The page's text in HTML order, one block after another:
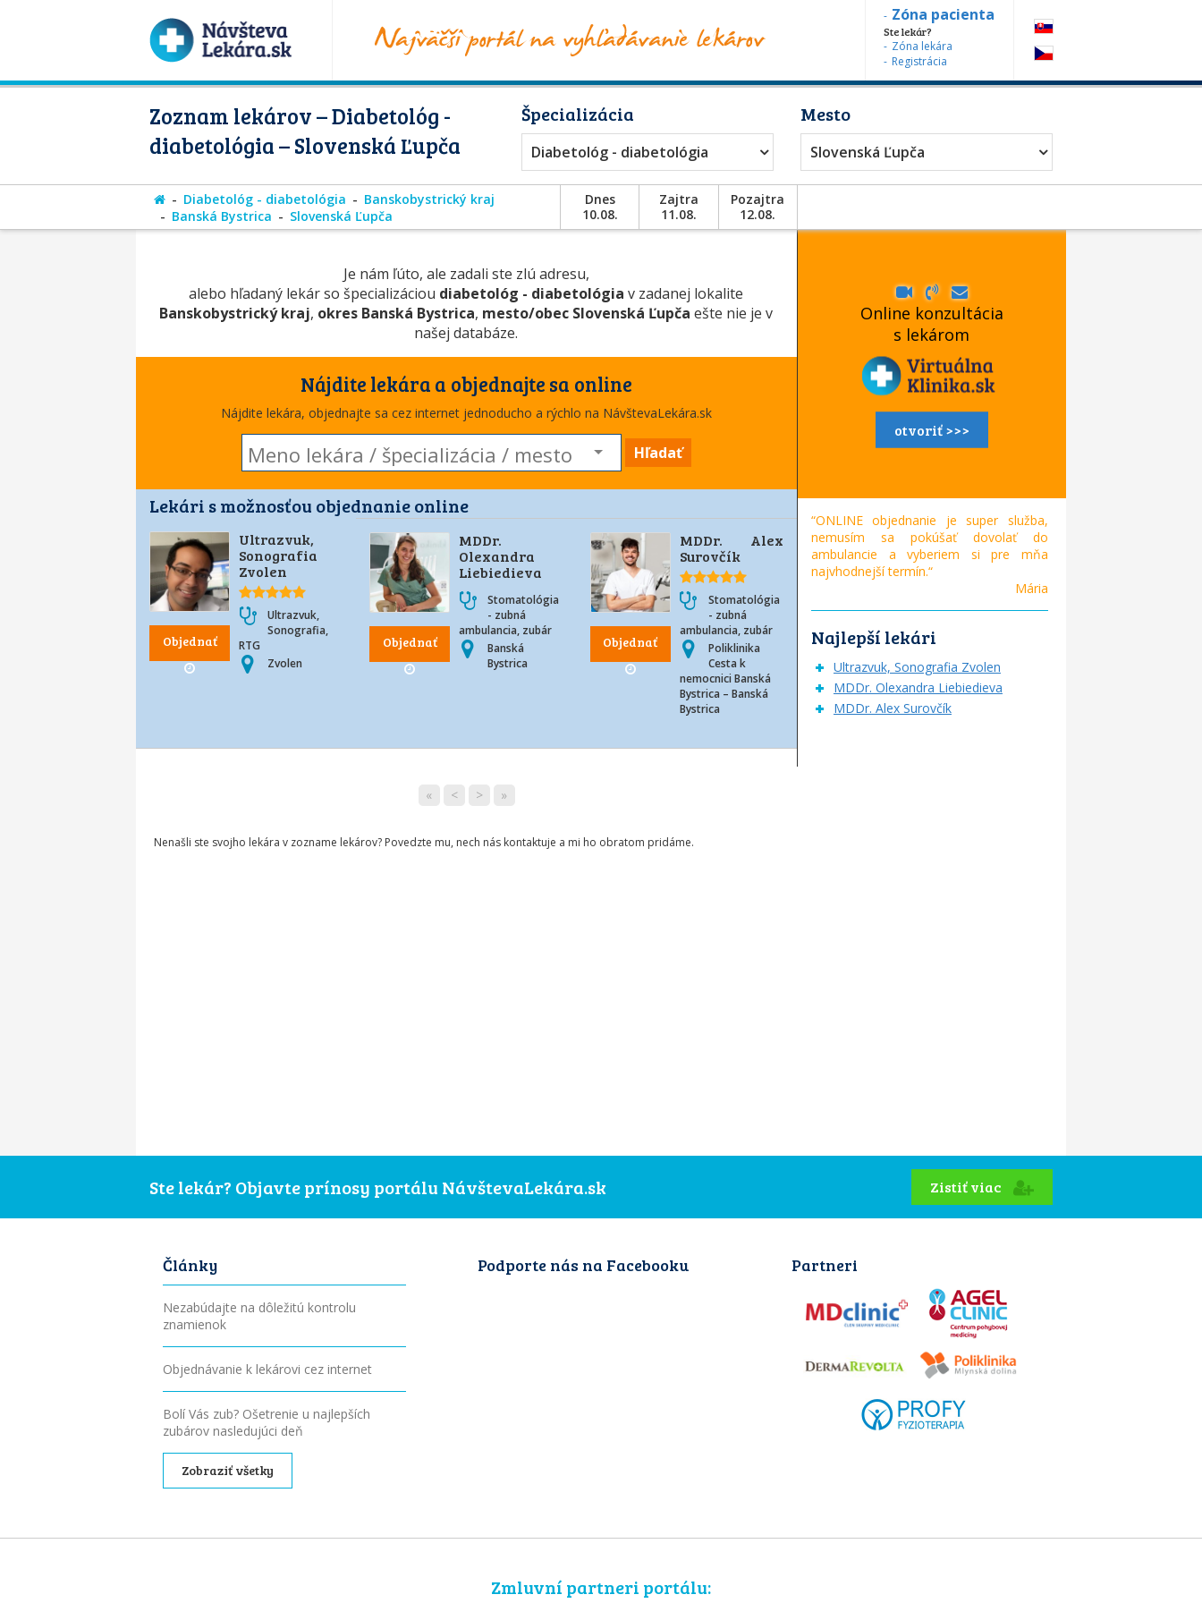
Zóna pacienta
Ste lekár?
Zóna lekára
Registrácia
Zoznam lekárov – Diabetológ -
diabetológia – Slovenská Ľupča
Špecializácia
Diabetológ - diabetológia
Mesto
Slovenská Ľupča
Diabetológ - diabetológia
Banskobystrický kraj
Banská Bystrica
Slovenská Ľupča
Dnes
10.08.
Zajtra
11.08.
Pozajtra
12.08.
Je nám ľúto, ale zadali ste zlú adresu,
alebo hľadaný lekár so špecializáciou diabetológ - diabetológia v zadanej lokalite
Banskobystrický kraj, okres Banská Bystrica, mesto/obec Slovenská Ľupča ešte nie je v
našej databáze.
Nájdite lekára a objednajte sa online
Nájdite lekára, objednajte sa cez internet jednoducho a rýchlo na NávštevaLekára.sk
Hľadať
Lekári s možnosťou objednanie online
Objednať
Ultrazvuk,
Sonografia
Zvolen
Ultrazvuk,
Sonografia,
RTG
Zvolen
Objednať
MDDr.
Olexandra
Liebiedieva
Stomatológia
- zubná
ambulancia, zubár
Banská
Bystrica
Objednať
MDDr. Alex
Surovčík
Stomatológia
- zubná
ambulancia, zubár
Poliklinika
Cesta k
nemocnici Banská
Bystrica – Banská
Bystrica
« < > »
Nenašli ste svojho lekára v zozname lekárov? Povedzte mu, nech nás kontaktuje a mi ho obratom pridáme.
Online konzultácia
s lekárom
otvoriť >>>
“ONLINE objednanie je super služba,
nemusím sa pokúšať dovolať do
ambulancie a vyberiem si pre mňa
najvhodnejší termín.“
Mária
Najlepší lekári
Ultrazvuk, Sonografia Zvolen
MDDr. Olexandra Liebiedieva
MDDr. Alex Surovčík
Ste lekár? Objavte prínosy portálu NávštevaLekára.sk Zistiť viac
Články
Nezabúdajte na dôležitú kontrolu
znamienok
Objednávanie k lekárovi cez internet
Bolí Vás zub? Ošetrenie u najlepších
zubárov nasledujúci deň
Zobraziť všetky
Podporte nás na Facebooku Partneri
Zmluvní partneri portálu: